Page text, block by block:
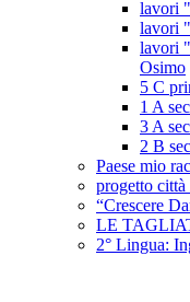
lavori
lavori
lavori
Osimo
5 C
1 A
3 A
2 B
Paese mio
progetto città
“Crescere
LE
2° Lingua: